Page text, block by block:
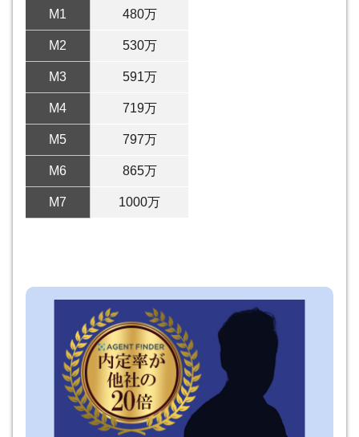
M1 480万
M2 530万
M3 591万
M4 719万
M5 797万
M6 865万
M7 1000万